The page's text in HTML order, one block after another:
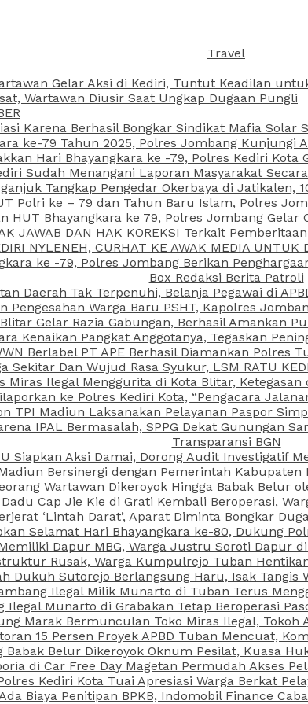
Travel
Gelar Aksi di Kediri, Tuntut Keadilan
Wartawan Diusir Saat Ungkap Dugaan Pungli
Karena Berhasil Bongkar Sindikat Mafia
ke-79 Tahun 2025, Polres Jombang Kunjungi
Hari Bhayangkara ke -79, Polres Kediri Kota
Sudah Menangani Laporan Masyarakat
Tangkap Pengedar Okerbaya di Jatikalen,
Polri ke – 79 dan Tahun Baru Islam, Polres
HUT Bhayangkara ke 79, Polres Jombang Gelar
JAWAB DAN HAK KOREKSI Terkait
NYLENEH, CURHAT KE AWAK MEDIA UNTUK
ke -79, Polres Jombang Berikan
Box Redaksi Berita Patroli
Daerah Tak Terpenuhi, Belanja Pegawai di
Pengesahan Warga Baru PSHT, Kapolres
Gelar Razia Gabungan, Berhasil Amankan
Kenaikan Pangkat Anggotanya, Tegaskan
Berlabel PT APE Berhasil Diamankan Polres
Sekitar Dan Wujud Rasa Syukur, LSM RATU
Miras Ilegal Menggurita di Kota Blitar, Ketegasan
ke Polres Kediri Kota, “Pengacara
TPI Madiun Laksanakan Pelayanan Paspor
IPAL Bermasalah, SPPG Dekat Gunungan
Transparansi BGN
Siapkan Aksi Damai, Dorong Audit Investigatif
Bersinergi dengan Pemerintah
Wartawan Dikeroyok Hingga Babak Belur
Cap Jie Kie di Grati Kembali Beroperasi,
‘Lintah Darat’, Aparat Diminta Bongkar
Selamat Hari Bhayangkara ke-80, Dukung
Dapur MBG, Warga Justru Soroti Dapur
Rusak, Warga Kumpulrejo Tuban
Dukuh Sutorejo Berlangsung Haru, Isak Tangis
Ilegal Milik Munarto di Tuban Terus
Munarto di Grabakan Tetap Beroperasi
Marak Bermunculan Toko Miras Ilegal, Tokoh
15 Persen Proyek APBD Tuban Mencuat,
Belur Dikeroyok Oknum Pesilat, Kuasa
di Car Free Day Magetan Permudah Akses
Kediri Kota Tuai Apresiasi Warga Berkat
Biaya Penitipan BPKB, Indomobil Finance